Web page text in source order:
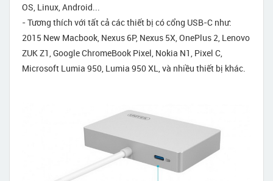
OS, Linux, Android...
- Tương thích với tất cả các thiết bị có cổng USB-C như:
2015 New Macbook, Nexus 6P, Nexus 5X, OnePlus 2, Lenovo
ZUK Z1, Google ChromeBook Pixel, Nokia N1, Pixel C,
Microsoft Lumia 950, Lumia 950 XL, và nhiều thiết bị khác.